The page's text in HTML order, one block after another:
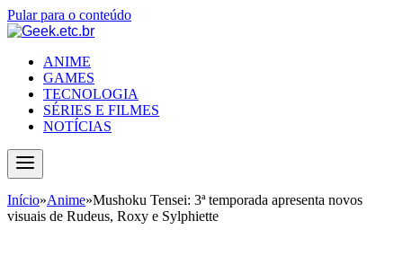
Pular para o conteúdo
ANIME
GAMES
TECNOLOGIA
SÉRIES E FILMES
NOTÍCIAS
Início»Anime»Mushoku Tensei: 3ª temporada apresenta novos
visuais de Rudeus, Roxy e Sylphiette